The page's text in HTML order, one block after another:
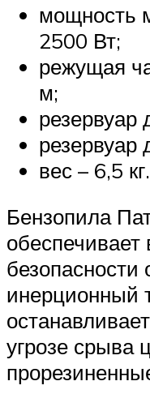
мощность
2500 Вт;
режущая
м;
резервуар
резервуар
вес – 6,5 кг.
Бензопила
инерционный
угрозе срыва